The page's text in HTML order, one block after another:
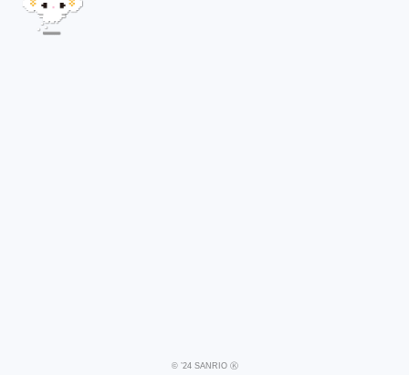
© ’24 SANRIO Ⓚ